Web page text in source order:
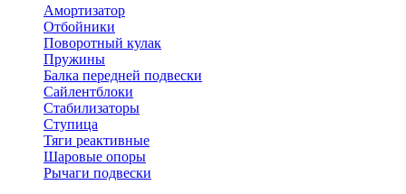
Амортизатор
Отбойники
Поворотный кулак
Пружины
Балка передней подвески
Сайлентблоки
Стабилизаторы
Ступица
Тяги реактивные
Шаровые опоры
Рычаги подвески